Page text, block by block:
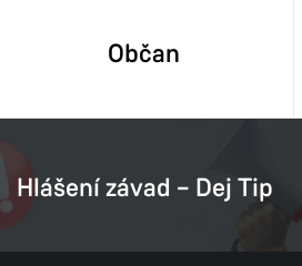
Občan
Hlášení závad – Dej Tip